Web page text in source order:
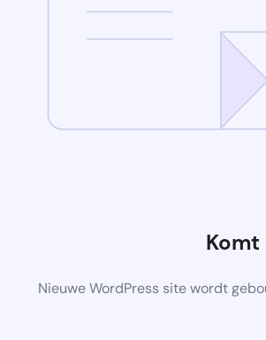
Nieuwe WordPress site wordt